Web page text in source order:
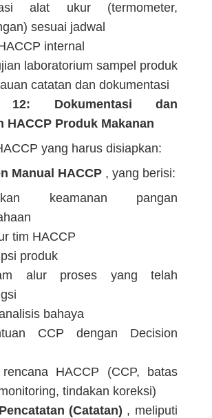
alat ukur (termometer,
sesuai jadwal
internal
laboratorium sampel produk
catatan dan dokumentasi
12: Dokumentasi dan
HACCP Produk Makanan
yang harus disiapkan:
Manual HACCP , yang berisi:
keamanan pangan
tim HACCP
produk
alur proses yang telah
bahaya
CCP dengan Decision
HACCP (CCP, batas
tindakan koreksi)
(Catatan) , meliputi